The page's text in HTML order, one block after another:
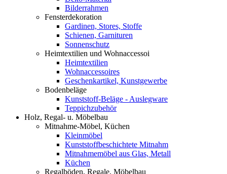
Bilderrahmen
Fensterdekoration
Gardinen, Stores, Stoffe
Schienen, Garnituren
Sonnenschutz
Heimtextilien und Wohnaccessoi
Heimtextilien
Wohnaccessoires
Geschenkartikel, Kunstgewerbe
Bodenbeläge
Kunststoff-Beläge - Auslegware
Teppichzubehör
Holz, Regal- u. Möbelbau
Mitnahme-Möbel, Küchen
Kleinmöbel
Kunststoffbeschichtete Mitnahm
Mitnahmemöbel aus Glas, Metall
Küchen
Regalböden, Regale, Möbelbau